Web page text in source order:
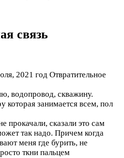
связь
2021 год Отвратительное
водопровод, скважину.
которая занимается всем, пол
прокачали, сказали это сам
так надо. Причем когда
меня где бурить, не
ткни пальцем